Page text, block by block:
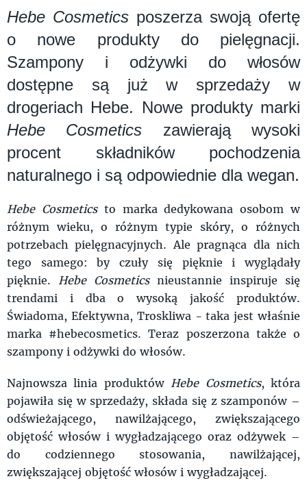
Hebe Cosmetics poszerza swoją ofertę
o nowe produkty do pielęgnacji.
Szampony i odżywki do włosów
dostępne są już w sprzedaży w
drogeriach Hebe. Nowe produkty marki
Hebe Cosmetics zawierają wysoki
procent składników pochodzenia
naturalnego i są odpowiednie dla wegan.
Hebe Cosmeticsto marka dedykowana osobom w
różnym wieku, o różnym typie skóry, o różnych
potrzebach pielęgnacyjnych. Ale pragnąca dla nich
tego samego: by czuły się pięknie i wyglądały
pięknie. Hebe Cosmeticsnieustannie inspiruje się
trendami i dba o wysoką jakość produktów.
Świadoma, Efektywna, Troskliwa - taka jest właśnie
marka #hebecosmetics. Teraz poszerzona także o
szampony i odżywki do włosów.
Najnowsza linia produktów Hebe Cosmetics, która
pojawiła się w sprzedaży, składa się z szamponów –
odświeżającego, nawilżającego, zwiększającego
objętość włosów i wygładzającego oraz odżywek –
do codziennego stosowania, nawilżającej,
zwiększającej objętość włosów i wygładzającej.